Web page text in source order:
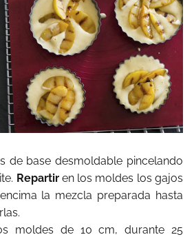
de base desmoldable pincelando
Repartir en los moldes los gajos
la mezcla preparada hasta
moldes de 10 cm, durante 25